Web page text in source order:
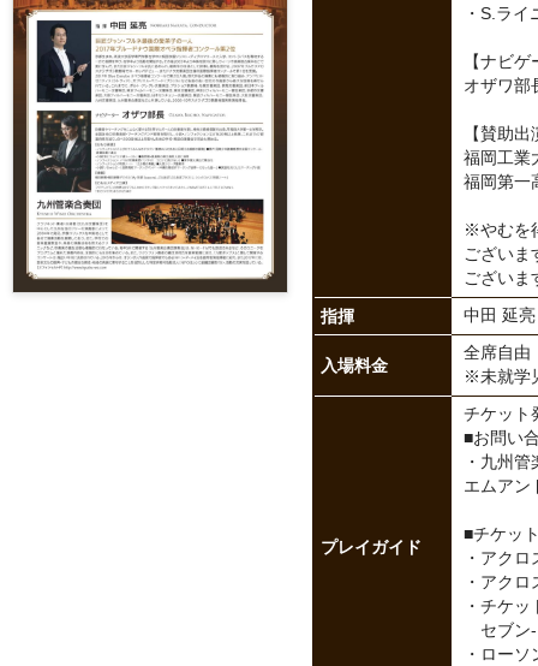
・S.ラ
【ナビ
オザワ部
【賛助出
福岡工業
福岡第一
※やむを
ございま
ございま
指揮 中田 延亮
入場料金
全席自
※未就学
プレイガイド
チケッ
■お問い
・九州
エムアン
■チケッ
・アク
・アク
・チケ
セブン-
・ロー